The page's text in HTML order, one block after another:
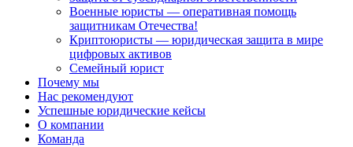
Военные юристы — оперативная помощь
защитникам Отечества!
Криптоюристы — юридическая защита в мире
цифровых активов
Семейный юрист
Почему мы
Нас рекомендуют
Успешные юридические кейсы
О компании
Команда